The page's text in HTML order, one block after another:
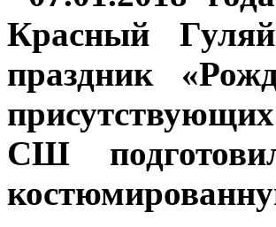
Красный
праздник
СШ